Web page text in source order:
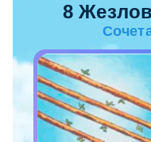
8